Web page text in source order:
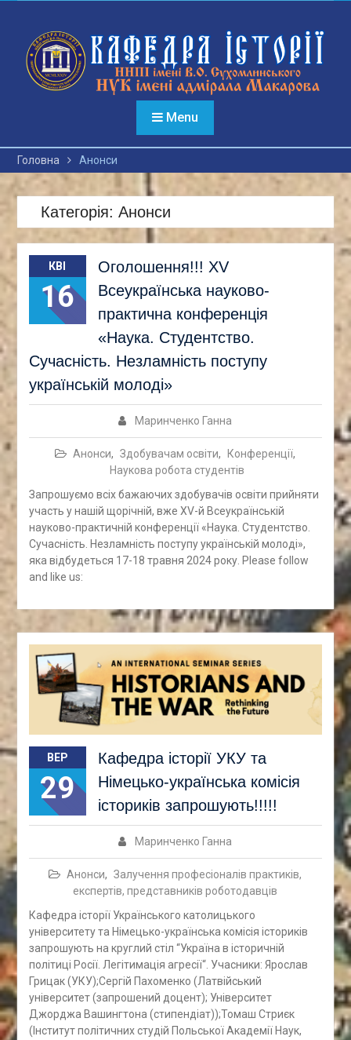
вмісту
Menu
Головна Анонси
Категорія: Анонси
КВІ
16
Оголошення!!! ХV
Всеукраїнська науково-
практична конференція
«Наука. Студентство.
Сучасність. Незламність поступу
українській молоді»
Маринченко Ганна
Анонси, Здобувачам освіти, Конференції,
Наукова робота студентів
Запрошуємо всіх бажаючих здобувачів освіти прийняти
участь у нашій щорічній, вже XV-й Всеукраїнській
науково-практичній конференції «Наука. Студентство.
Сучасність. Незламність поступу українській молоді»,
яка відбудеться 17-18 травня 2024 року. Please follow
and like us:
ВЕР
29
Кафедра історії УКУ та
Німецько-українська комісія
істориків запрошують!!!!!
Маринченко Ганна
Анонси, Залучення професіоналів практиків,
експертів, представників роботодавців
Кафедра історії Українського католицького
університету та Німецько-українська комісія істориків
запрошують на круглий стіл “Україна в історичній
політиці Росії. Легітимація агресії“. Учасники: Ярослав
Грицак (УКУ);Сергій Пахоменко (Латвійський
університет (запрошений доцент); Університет
Джорджа Вашингтона (стипендіат));Томаш Стриєк
(Інститут політичних студій Польської Академії Наук,